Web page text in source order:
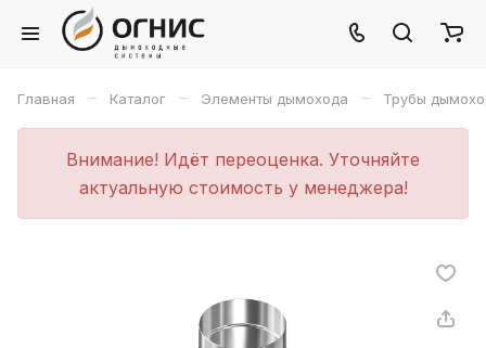
Главная – Каталог – Элементы дымохода – Трубы
Внимание! Идёт переоценка. Уточняйте
актуальную стоимость у менеджера!